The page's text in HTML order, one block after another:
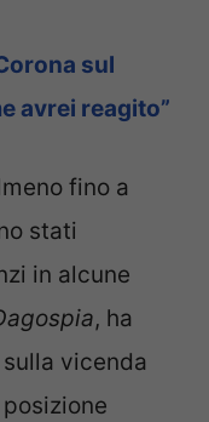
sul
avrei reagito”
fino a
stati
in alcune
, ha
sulla vicenda